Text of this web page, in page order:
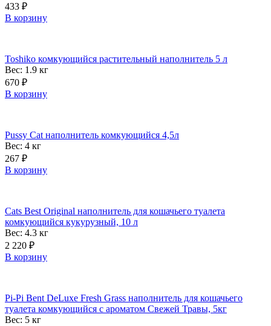
433 ₽
В корзину
Toshiko комкующийся растительный наполнитель 5 л
Вес: 1.9 кг
670 ₽
В корзину
Pussy Cat наполнитель комкующийся 4,5л
Вес: 4 кг
267 ₽
В корзину
Cats Best Original наполнитель для кошачьего туалета
комкующийся кукурузный, 10 л
Вес: 4.3 кг
2 220 ₽
В корзину
Pi-Pi Bent DeLuxe Fresh Grass наполнитель для кошачьего
туалета комкующийся c ароматом Свежей Травы, 5кг
Вес: 5 кг